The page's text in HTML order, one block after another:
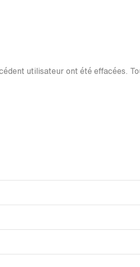
utilisateur ont été effacées.